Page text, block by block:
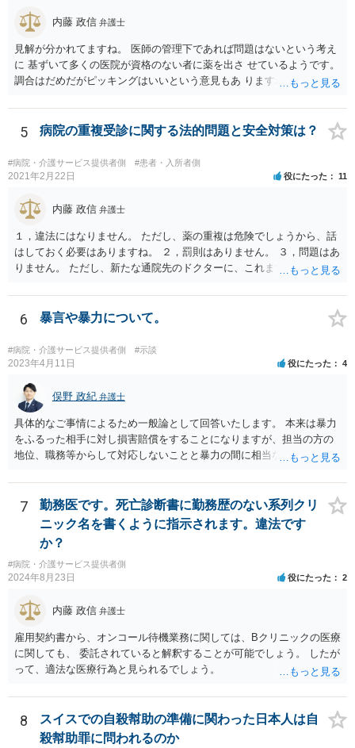
内藤 政信 弁護士
見解が分かれてますね。 医師の管理下であれば問題はないという考え
に 基ずいて多くの医院が資格のない者に薬を出さ せているようです。
調合はだめだがピッキングはいいという意見もあ りますね。 また患者
いますね。 院外とではかなり金額が低くなるようです。 したがって、
違法とは断じきれないですね。 あなたが罪になることは、まったくあ
でしょう。
5 病院の重複受診に関する法的問題と安全対策は？
#病院・介護サービス提供者側 #患者・入所者側
2021年2月22日 役にたった 11
内藤 政信 弁護士
１，違法にはなりません。 ただし、薬の重複は危険でしょうから、話
はしておく必要はありますね。 ２，罰則はありません。 ３，問題はあ
りません。 ただし、新たな通院先のドクターに、これまでの経緯を話
6 暴言や暴力について。
#病院・介護サービス提供者側 #示談
2023年4月11日 役にたった 4
俣野 政紀 弁護士
具体的なご事情によるため一般論として回答いたします。 本来は暴力
をふるった相手に対し損害賠償をすることになりますが、担当の方の
地位、職務等からして対応しないことと暴力の間に相当な関連性（因
7
勤務医です。死亡診断書に勤務歴のない系列クリ
ニック名を書くように指示されます。違法です
か？
#病院・介護サービス提供者側
2024年8月23日 役にたった 2
内藤 政信 弁護士
雇用契約書から、オンコール待機業務に関しては、Bクリニックの医療
に関しても、 委託されていると解釈することが可能でしょう。 したが
って、適法な医療行為と見られるでしょう。
8
スイスでの自殺幇助の準備に関わった日本人は自
殺幇助罪に問われるのか